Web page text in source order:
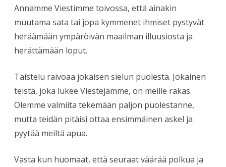
Annamme Viestimme toivossa, että ainakin
muutama sata tai jopa kymmenet ihmiset pystyvät
heräämään ympäröivän maailman illuusiosta ja
herättämään loput.
Taistelu raivoaa jokaisen sielun puolesta. Jokainen
teistä, joka lukee Viestejämme, on meille rakas.
Olemme valmiita tekemään paljon puolestanne,
mutta teidän pitäisi ottaa ensimmäinen askel ja
pyytää meiltä apua.
Vasta kun huomaat, että seuraat väärää polkua ja